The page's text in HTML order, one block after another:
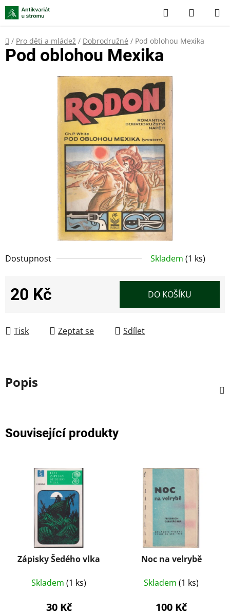
Přejít
na
obsah
Hledat
KOŠÍK
Domů
/ Pro děti a mládež / Dobrodružné / Pod oblohou Mexika
Dostupnost Skladem (1 ks)
20 Kč DO KOŠÍKU
Tisk Zeptat se Sdílet
Pod oblohou Mexika
Popis
Související produkty
Zápisky Šedého vlka
Skladem (1 ks)
30 Kč
Noc na velrybě
Skladem (1 ks)
100 Kč